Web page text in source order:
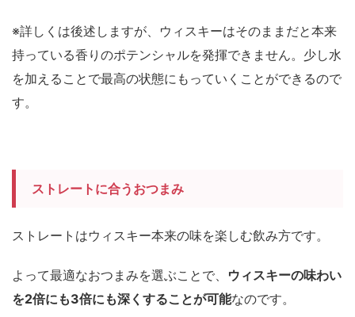
※詳しくは後述しますが、ウィスキーはそのままだと本来
持っている香りのポテンシャルを発揮できません。少し水
を加えることで最高の状態にもっていくことができるので
す。
ストレートに合うおつまみ
ストレートはウィスキー本来の味を楽しむ飲み方です。
よって最適なおつまみを選ぶことで、 ウィスキーの味わい
を2倍にも3倍にも深くすることが可能なのです。